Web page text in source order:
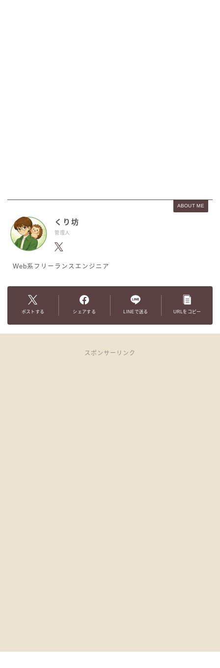
ABOUT ME
くり坊
管理人
Web系フリーランスエンジニア
ポストする シェアする LINEで送る URLをコピー
スポンサーリンク